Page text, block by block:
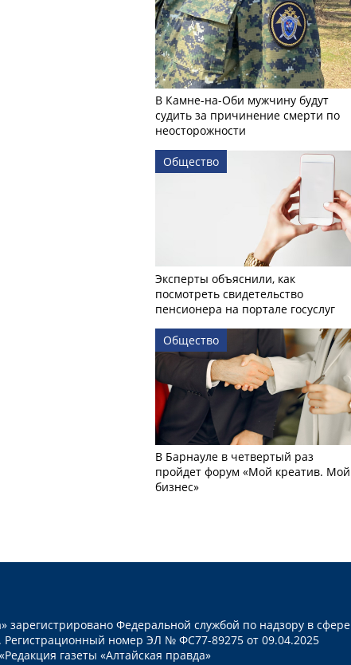
В Камне-на-Оби мужчину будут
судить за причинение смерти по
неосторожности
Общество
Эксперты объяснили, как
посмотреть свидетельство
пенсионера на портале госуслуг
Общество
В Барнауле в четвертый раз
пройдет форум «Мой креатив. Мой
бизнес»
Федеральной службой по надзору в сфере
номер ЭЛ № ФС77-89275 от 09.04.2025
газеты «Алтайская правда»